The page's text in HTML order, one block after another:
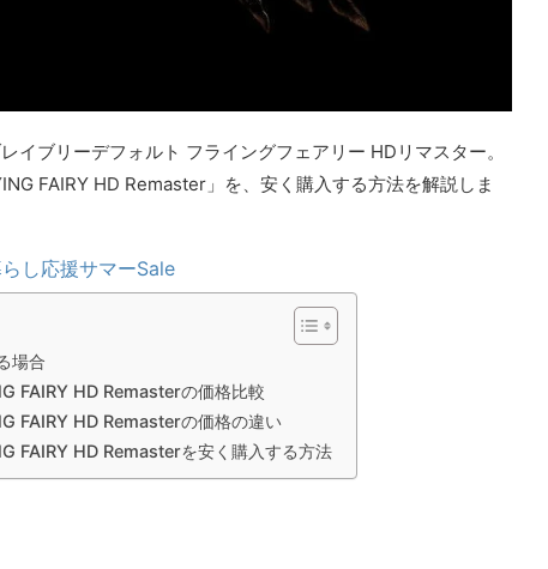
イブリーデフォルト フライングフェアリー HDリマスター。
FAIRY HD Remaster」を、安く購入する方法を解説しま
し応援サマーSale
場合
FAIRY HD Remasterの価格比較
FAIRY HD Remasterの価格の違い
FAIRY HD Remasterを安く購入する方法